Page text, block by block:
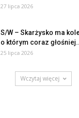
27 lipca 2026
S/W – Skarżysko ma
o którym coraz
25 lipca 2026
Wczytaj więcej